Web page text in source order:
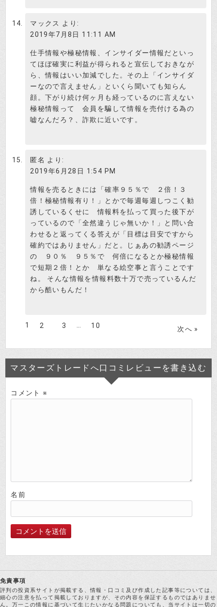
マックス より:
2019年7月8日 11:11 AM
仕手情報や極秘情報、インサイダー情報だといっ
てほぼ確実に利益が得られると宣伝しておきなが
ら、情報はいい加減でした。その上「インサイダ
ーなので言えません」といくら聞いても知らん
顔。下がり続け何ヶ月も経っているのに言えない
極秘情報って 会員を騙して情報を売付ける為の
嘘なんだろ？、詐欺に近いです。
匿名 より:
2019年6月28日 1:54 PM
情報を売るときには「確率９５％で ２倍！３
倍！極秘情報有り！」とかで毎週毎週しつこく勧
誘しているくせに 情報料を払って買った後下が
っているので「全然違うじゃ無いか！」と問い合
わせると返ってくる答えが「目標は目安ですから
確約ではありません」だと。じぁあの勧誘ページ
の ９０％ ９５％で 何倍になるとか極秘情報
で短期２倍！とか 単なる絵空事と言うことです
ね。 そんな情報を情報料数十万で売っているんだ
から酷いもんだ！
1 2 3 … 10 次へ »
マスターズトレードへ口コミレビューを書き込む
コメント ※
名前
免責事項
評判の投資系サイトが掲載する、情報・口コミ及び作成した記事等については、
細心の注意を払って掲載しておりますが、その内容を保証するものではありませ
ん。万一この情報に基づいて生じたいかなる問題についても、当サイトは一切の